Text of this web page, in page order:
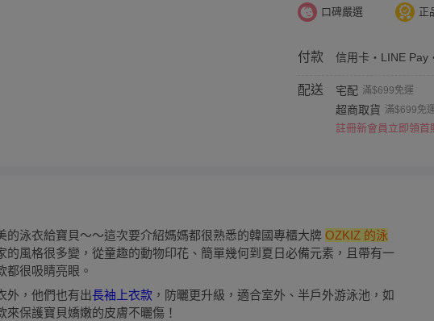
口碑嚴選 正
付款 信用卡・LINE Pay
配送 宅配 滿$699免運
超商取貨 滿$699免
註冊新會員立即領首
的泳衣給寶貝～～這次要介紹媽媽都很熟悉的韓國專櫃大牌 OZKIZ 的泳
的風格很多變，從童趣的動物印花、簡單幾何到夏日必備元素，且帶有一
都很吸睛亮眼。
外，他們也有出長袖上衣款 ，防曬更升級，適合室外、半戶外游泳池，如
保護寶貝嬌嫩的皮膚不曬傷！